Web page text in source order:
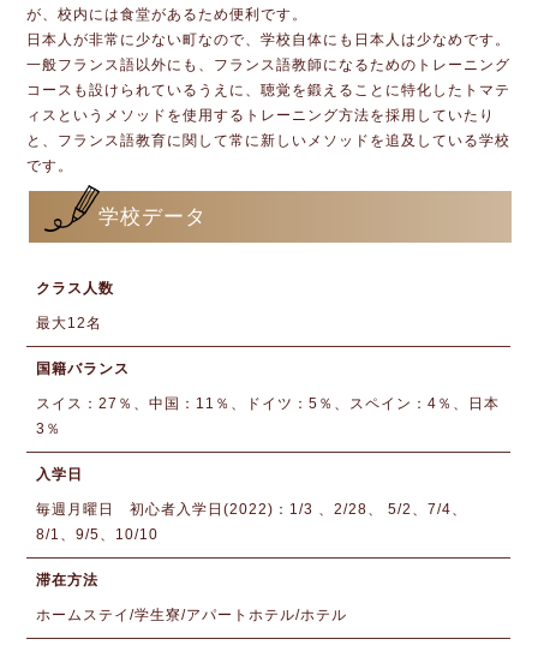
が、校内には食堂があるため便利です。
日本人が非常に少ない町なので、学校自体にも日本人は少なめです。
一般フランス語以外にも、フランス語教師になるためのトレーニング
コースも設けられているうえに、聴覚を鍛えることに特化したトマテ
ィスというメソッドを使用するトレーニング方法を採用していたり
と、フランス語教育に関して常に新しいメソッドを追及している学校
です。
学校データ
クラス人数
最大12名
国籍バランス
スイス：27％、中国：11％、ドイツ：5％、スペイン：4％、日本
3％
入学日
毎週月曜日 初心者入学日(2022)：1/3 、2/28、 5/2、7/4、
8/1、9/5、10/10
滞在方法
ホームステイ/学生寮/アパートホテル/ホテル